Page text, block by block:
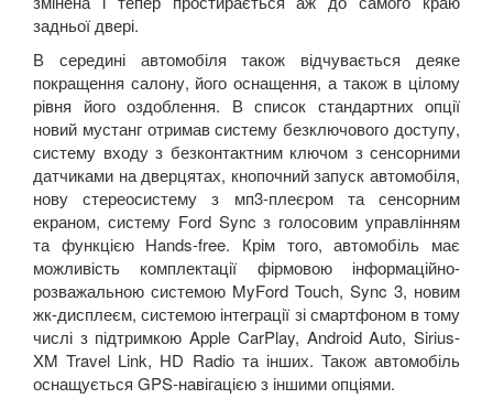
задньої двері.
В середині автомобіля також відчувається деяке
покращення салону, його оснащення, а також в цілому
рівня його оздоблення. В список стандартних опції
новий мустанг отримав систему безключового доступу,
систему входу з безконтактним ключом з сенсорними
датчиками на дверцятах, кнопочний запуск автомобіля,
нову стереосистему з мп3-плеєром та сенсорним
екраном, систему Ford Sync з голосовим управлінням
та функцією Hands-free. Крім того, автомобіль має
можливість комплектації фірмовою інформаційно-
розважальною системою MyFord Touch, Sync 3, новим
жк-дисплеєм, системою інтеграції зі смартфоном в тому
числі з підтримкоюApple CarPlay, Android Auto, Sirius-
XM Travel Link, HD Radioта інших. Також автомобіль
оснащується GPS-навігацією з іншими опціями.